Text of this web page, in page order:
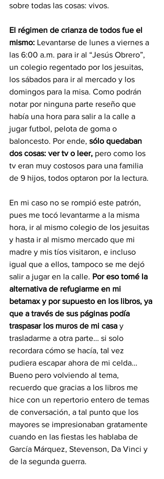
sobre todas las cosas: vivos.
El régimen de crianza de todos fue el
mismo: Levantarse de lunes a viernes a
las 6:00 a.m. para ir al “Jesús Obrero”,
un colegio regentado por los jesuitas,
los sábados para ir al mercado y los
domingos para la misa. Como podrán
notar por ninguna parte reseño que
había una hora para salir a la calle a
jugar futbol, pelota de goma o
baloncesto. Por ende, sólo quedaban
dos cosas: ver tv o leer, pero como los
tv eran muy costosos para una familia
de 9 hijos, todos optaron por la lectura.
En mi caso no se rompió este patrón,
pues me tocó levantarme a la misma
hora, ir al mismo colegio de los jesuitas
y hasta ir al mismo mercado que mi
madre y mis tíos visitaron, e incluso
igual que a ellos, tampoco se me dejó
salir a jugar en la calle. Por eso tomé la
alternativa de refugiarme en mi
betamax y por supuesto en los libros, ya
que a través de sus páginas podía
traspasar los muros de mi casa y
trasladarme a otra parte… si solo
recordara cómo se hacía, tal vez
pudiera escapar ahora de mi celda…
Bueno pero volviendo al tema,
recuerdo que gracias a los libros me
hice con un repertorio entero de temas
de conversación, a tal punto que los
mayores se impresionaban gratamente
cuando en las fiestas les hablaba de
García Márquez, Stevenson, Da Vinci y
de la segunda guerra.